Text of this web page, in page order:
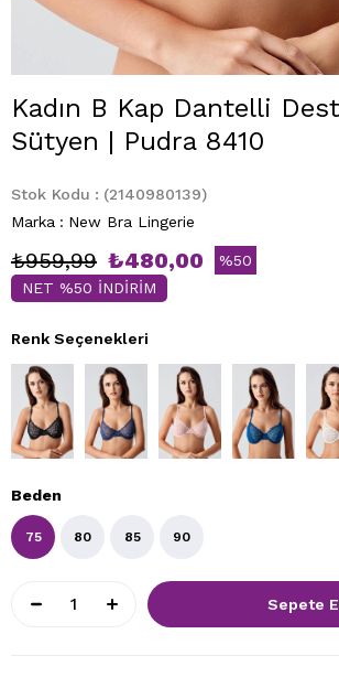
Kadın B Kap Dantelli
Sütyen | Pudra 8410
Stok Kodu
(2140980139)
Marka : New Bra Lingerie
₺959,99 ₺480,00 %50
NET %50 İNDİRİM
Renk Seçenekleri
Beden
75 80 85 90